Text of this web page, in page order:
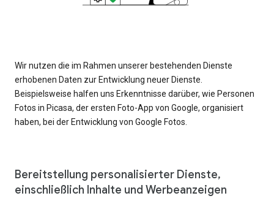
Wir nutzen die im Rahmen unserer bestehenden Dienste
erhobenen Daten zur Entwicklung neuer Dienste.
Beispielsweise halfen uns Erkenntnisse darüber, wie Personen
Fotos in Picasa, der ersten Foto-App von Google, organisiert
haben, bei der Entwicklung von Google Fotos.
Bereitstellung personalisierter Dienste,
einschließlich Inhalte und Werbeanzeigen